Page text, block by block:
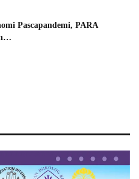
Pascapandemi, PARA